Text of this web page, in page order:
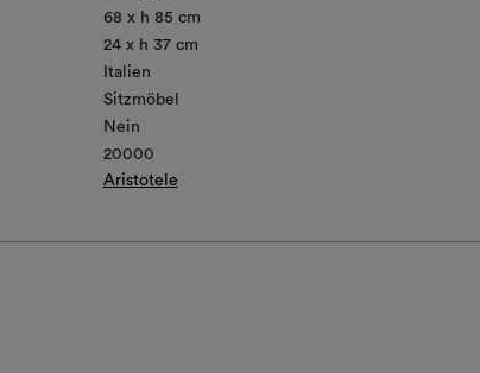
68 x h 85 cm
24 x h 37 cm
Italien
Sitzmöbel
Nein
20000
Aristotele